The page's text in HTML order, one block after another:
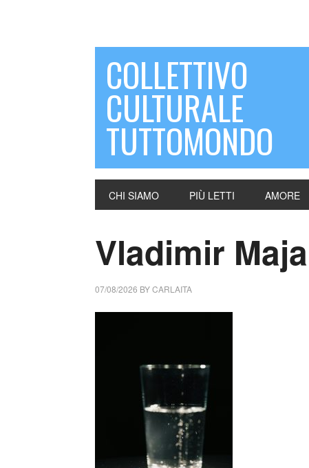
COLLETTIVO
CULTURALE
TUTTOMONDO
CHI SIAMO PIÙ LETTI AMORE
Vladimir
07/08/2026 BYCARLAITA